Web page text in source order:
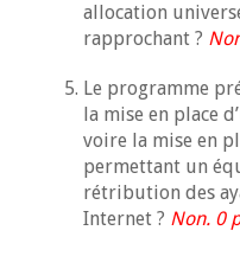
allocation
rapprochant ?
Le programme
la mise en place
voire la mise en
permettant un
rétribution des
Internet ? Non. 0